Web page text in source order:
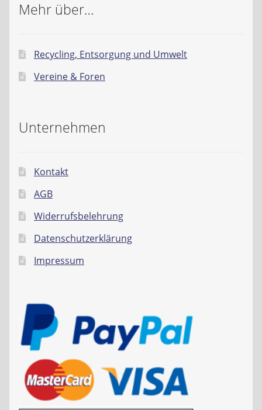
Mehr über…
Recycling, Entsorgung und Umwelt
Vereine & Foren
Unternehmen
Kontakt
AGB
Widerrufsbelehrung
Datenschutzerklärung
Impressum